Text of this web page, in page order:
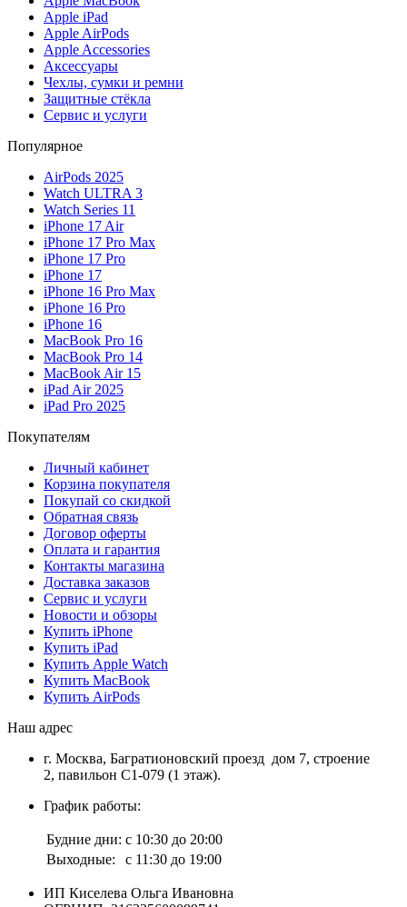
Apple iPad
Apple AirPods
Apple Accessories
Аксессуары
Чехлы, сумки и ремни
Защитные стёкла
Сервис и услуги
Популярное
AirPods 2025
Watch ULTRA 3
Watch Series 11
iPhone 17 Air
iPhone 17 Pro Max
iPhone 17 Pro
iPhone 17
iPhone 16 Pro Max
iPhone 16 Pro
iPhone 16
MacBook Pro 16
MacBook Pro 14
MacBook Air 15
iPad Air 2025
iPad Pro 2025
Покупателям
Личный кабинет
Корзина покупателя
Покупай со скидкой
Обратная связь
Договор оферты
Оплата и гарантия
Контакты магазина
Доставка заказов
Сервис и услуги
Новости и обзоры
Купить iPhone
Купить iPad
Купить Apple Watch
Купить MacBook
Купить AirPods
Наш адрес
г. Москва, Багратионовский проезд дом 7, строение
2, павильон С1-079 (1 этаж).
График работы:
Будние дни: с 10:30 до 20:00
Выходные:
с 11:30 до 19:00
ИП Киселева Ольга Ивановна